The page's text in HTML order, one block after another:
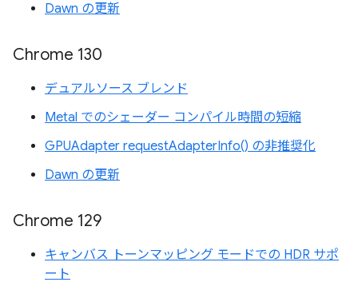
Dawn の更新
Chrome 130
デュアルソース ブレンド
Metal でのシェーダー コンパイル時間の短縮
GPUAdapter requestAdapterInfo() の非推奨化
Dawn の更新
Chrome 129
キャンバス トーンマッピング モードでの HDR サポ
ート